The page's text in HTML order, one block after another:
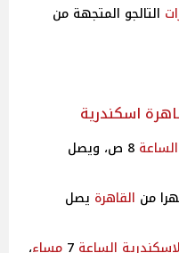
التالجو المتجهة من
اسكندرية
الساعة
القاهرة يصل
الساعة مساء،